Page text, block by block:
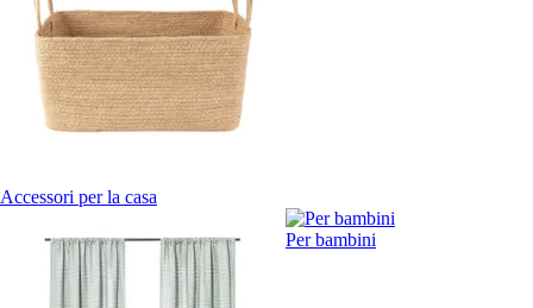
Accessori per la casa
Per bambini